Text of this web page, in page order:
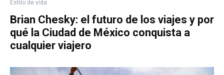
Estilo de vida
Brian Chesky: el futuro de los viajes y por
qué la Ciudad de México conquista a
cualquier viajero